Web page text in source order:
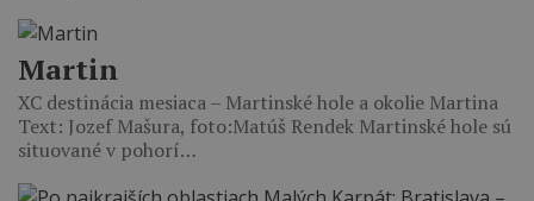
Martin
XC destinácia mesiaca – Martinské hole a okolie Martina
Text: Jozef Mašura, foto:Matúš Rendek Martinské hole sú
situované v pohorí…